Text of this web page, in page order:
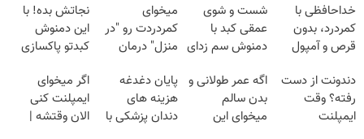
خداحافظی با
کمردرد، بدون
قرص و آمپول
شست و شوی
عمقی کبد با
دمنوش سم زدای
میخوای
کمردردت رو "در
منزل" درمان
◂پرسش‌نامه)
نجاتش بده! با
این دمنوش
کبدتو پاکسازی
مرجوعی
دندونت از دست
رفته؟ وقت
ایمپلنت
اگه عمر طولانی و
بدن سالم
میخوای این
پایان دغدغه
هزینه های
دندان پزشکی با
اگر میخوای
ایمپلنت کنی
الان وقتشه |